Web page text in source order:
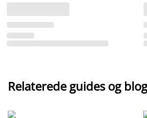
Relaterede guides og